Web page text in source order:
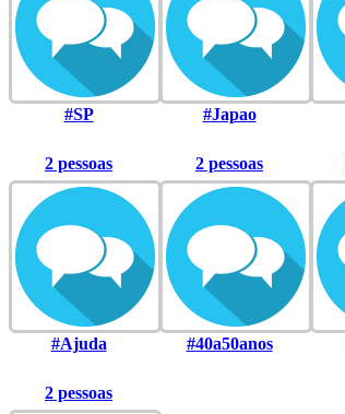
#SP #Japao
2 pessoas
#Ajuda
2 pessoas
#40a50anos
2 pessoas